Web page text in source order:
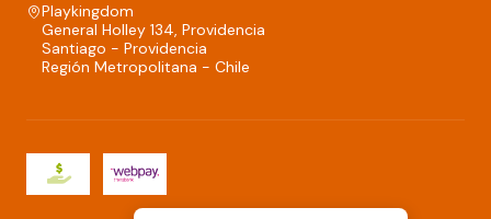
Playkingdom
General Holley 134, Providencia
Santiago - Providencia
Región Metropolitana - Chile